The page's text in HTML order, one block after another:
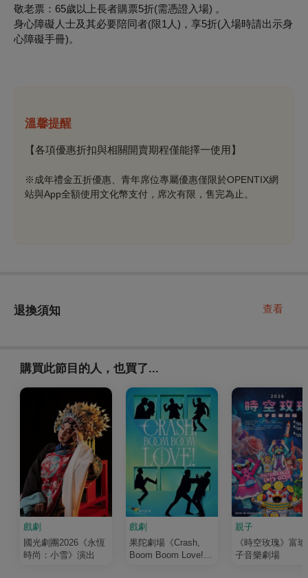
敬老票：65歲以上長者購票5折(需憑證入場) 。
身心障礙人士及其必要陪同者(限1人)，享5折(入場時請出示身
心障礙手冊)。
溫馨提醒
【各項優惠折扣與相關開賣期程僅能擇一使用】
※成年禮金五折優惠、青年席位專屬優惠僅限於OPENTIX網
站與App全額使用文化幣支付，席次有限，售完為止。
退換須知 查看
購買此節目的人，也買了...
戲劇
國光劇團2026《永恆
時尚：小雪》演出
戲劇
果陀劇場《Crash,
Boom Boom Love!》
親子
《時空玫瑰》富
子音樂劇場